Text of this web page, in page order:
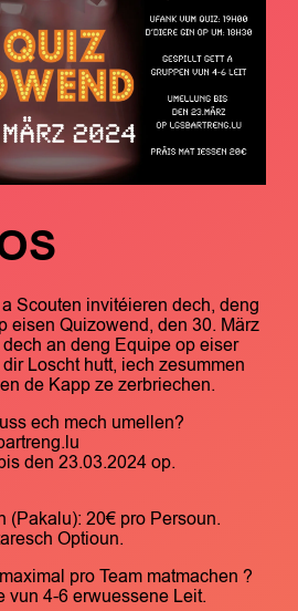
Scouten invitéieren dech, deng
eisen Quizowend, den 30. März
an deng Equipe op eiser
Loscht hutt, iech zesummen
de Kapp ze zerbriechen.
ech mech umellen?
den 23.03.2024 op.
(Pakalu): 20€ pro Persoun.
Optioun.
pro Team matmachen ?
vun 4-6 erwuessene Leit.